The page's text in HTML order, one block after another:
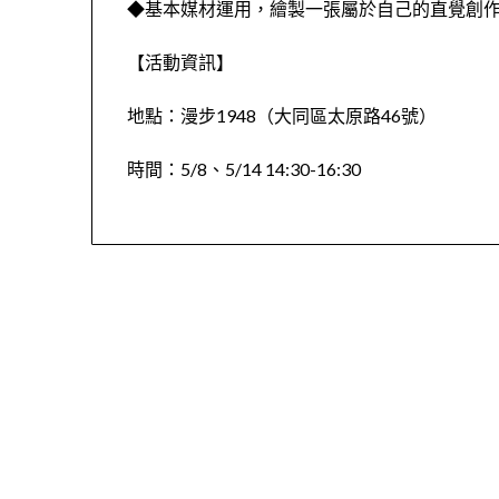
◆基本媒材運用，繪製一張屬於自己的直覺創
【活動資訊】
地點：漫步1948（大同區太原路46號）
時間：5/8、5/14 14:30-16:30